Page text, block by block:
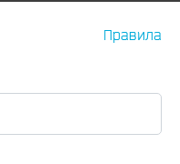
Правила